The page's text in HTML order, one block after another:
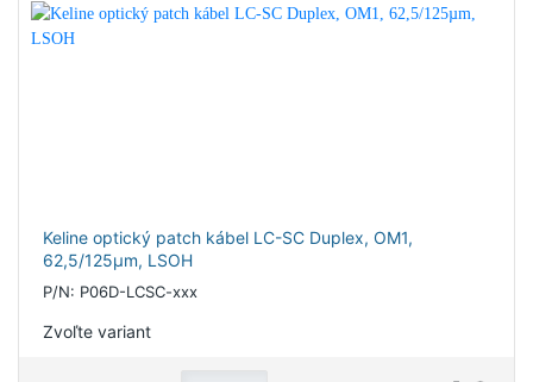
Keline optický patch kábel LC-SC Duplex, OM1,
62,5/125µm, LSOH
P/N: P06D-LCSC-xxx
Zvoľte variant